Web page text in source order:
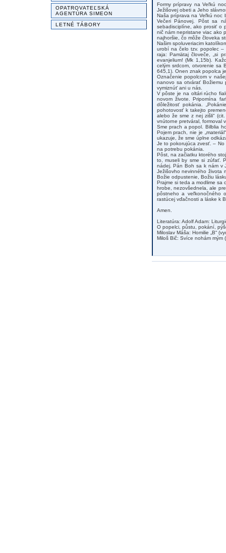
OPATROVATEĽSKÁ
AGENTÚRA SIMEON
LETNÉ TÁBORY
Formy prípravy na Veľkú
Ježišovej obeti a Jeho
Naša príprava na Veľkú noc
Večeri Pánovej. Pôst sa
sebadisciplíne, ako prosiť o
nič nám nepristane viac ako
najhoršie, čo môže človeka
Našim spoluveriacim
urobí na čelo tzv. popolec –
raja: Pamätaj človeče, „si
evanjelium! (Mk 1,15b).
celým srdcom, otvorenie sa
645,1). Onen znak popolca
Označenie popolcom v
nanovo sa otvárať Božiemu
vymiznúť ani u nás.
V pôste je na oltári rúcho
novom živote. Pripomína
dôležitosť pokánia.
pohotovosť k takejto
alebo že sme z nej zišli“
vnútorne pretváral, formoval
Sme prach a popol. Bilblia
Pojem prach, nie je
ukazuje, že sme úplne
Je to pokorujúca zvesť. –
na potrebu pokánia.
Pôst, na začiatku ktorého
to, museli by sme si zúfať.
nádej. Pán Boh sa k nám v
Ježišovho nevinného života
Božie odpustenie, Božiu
Prajme si teda a modlime sa
hrobe, nezovšednela, ale
pôstneho a veľkonočného
rastúcej vďačnosti a láske k
Amen.
Literatúra: Adolf Adam:
O popelci, půstu, pokání,
Miloslav Máša: Homilie „B“
Miloš Bič: Svíce nohám mým